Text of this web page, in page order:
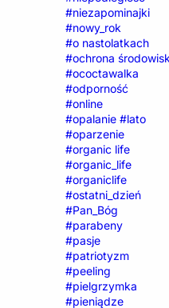
#niezapominajki
#nowy_rok
#o nastolatkach
#ochrona
#ococtawalka
#odporność
#online
#opalanie #lato
#oparzenie
#organic life
#organic_life
#organiclife
#ostatni_dzień
#Pan_Bóg
#parabeny
#pasje
#patriotyzm
#peeling
#pielgrzymka
#pieniądze